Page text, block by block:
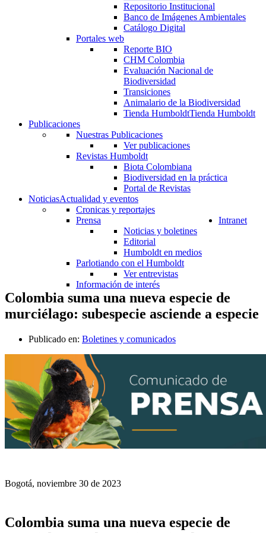
Repositorio Institucional
Banco de Imágenes Ambientales
Catálogo Digital
Portales web
Reporte BIO
CHM Colombia
Evaluación Nacional de
Biodiversidad
Transiciones
Animalario de la Biodiversidad
Tienda HumboldtTienda Humboldt
Publicaciones
Nuestras Publicaciones
Ver publicaciones
Revistas Humboldt
Biota Colombiana
Biodiversidad en la práctica
Portal de Revistas
NoticiasActualidad y eventos
Cronicas y reportajes
Prensa
Noticias y boletines
Editorial
Humboldt en medios
Parlotiando con el Humboldt
Ver entrevistas
Información de interés
Intranet
Colombia suma una nueva especie de
murciélago: subespecie asciende a especie
Publicado en: Boletines y comunicados
Bogotá, noviembre 30 de 2023
Colombia suma una nueva especie de